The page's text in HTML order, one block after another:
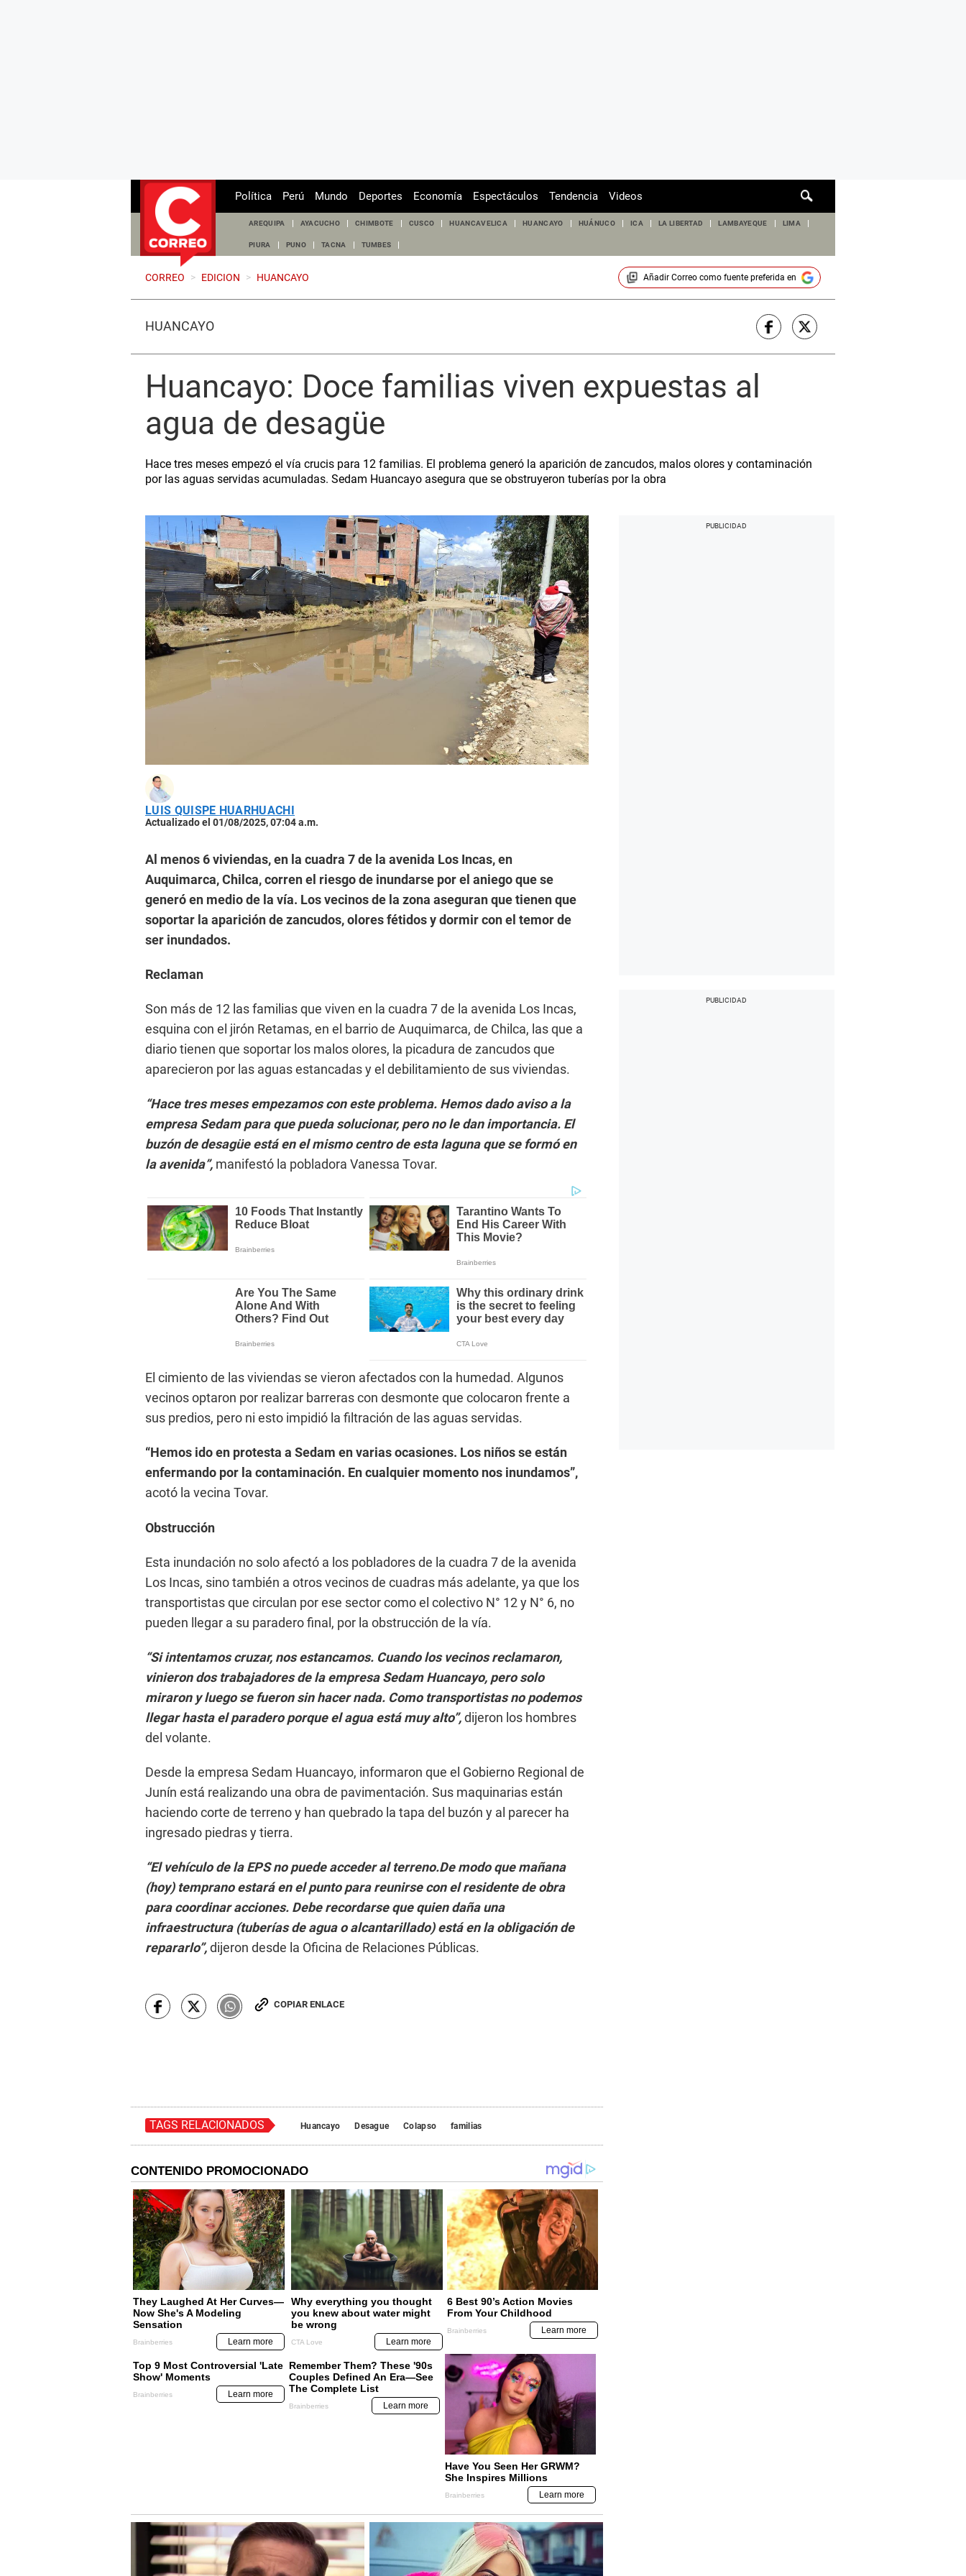
de
Política Perú Mundo Deportes Economía Espectáculos Tendencia Videos
AREQUIPA AYACUCHO CHIMBOTE CUSCO HUANCAVELICA HUANCAYO HUÁNUCO ICA LA LIBERTAD LAMBAYEQUE LIMA
PIURA PUNO TACNA TUMBES
CORREO > EDICION > HUANCAYO Añadir Correocomo fuente preferida en
HUANCAYO
Huancayo: Doce familias viven expuestas al
agua de desagüe
Hace tres meses empezó el vía crucis para 12 familias. El problema generó la aparición de zancudos, malos olores y contaminación
por las aguas servidas acumuladas. Sedam Huancayo asegura que se obstruyeron tuberías por la obra
LUIS QUISPE HUARHUACHI
Actualizado el 01/08/2025, 07:04 a.m.
Al menos 6 viviendas, en la cuadra 7 de la avenida Los Incas, en
Auquimarca, Chilca, corren el riesgo de inundarse por el aniego que se
generó en medio de la vía. Los vecinos de la zona aseguran que tienen que
soportar la aparición de zancudos, olores fétidos y dormir con el temor de
ser inundados.
Reclaman
Son más de 12 las familias que viven en la cuadra 7 de la avenida Los Incas,
esquina con el jirón Retamas, en el barrio de Auquimarca, de Chilca, las que a
diario tienen que soportar los malos olores, la picadura de zancudos que
aparecieron por las aguas estancadas y el debilitamiento de sus viviendas.
“Hace tres meses empezamos con este problema. Hemos dado aviso a la
empresa Sedam para que pueda solucionar, pero no le dan importancia. El
buzón de desagüe está en el mismo centro de esta laguna que se formó en
la avenida”, manifestó la pobladora Vanessa Tovar.
El cimiento de las viviendas se vieron afectados con la humedad. Algunos
vecinos optaron por realizar barreras con desmonte que colocaron frente a
sus predios, pero ni esto impidió la filtración de las aguas servidas.
“Hemos ido en protesta a Sedam en varias ocasiones. Los niños se están
enfermando por la contaminación. En cualquier momento nos inundamos”,
acotó la vecina Tovar.
Obstrucción
Esta inundación no solo afectó a los pobladores de la cuadra 7 de la avenida
Los Incas, sino también a otros vecinos de cuadras más adelante, ya que los
transportistas que circulan por ese sector como el colectivo N° 12 y N° 6, no
pueden llegar a su paradero final, por la obstrucción de la vía.
“Si intentamos cruzar, nos estancamos. Cuando los vecinos reclamaron,
vinieron dos trabajadores de la empresa Sedam Huancayo, pero solo
miraron y luego se fueron sin hacer nada. Como transportistas no podemos
llegar hasta el paradero porque el agua está muy alto”,dijeron los hombres
del volante.
Desde la empresa Sedam Huancayo, informaron que el Gobierno Regional de
Junín está realizando una obra de pavimentación. Sus maquinarias están
haciendo corte de terreno y han quebrado la tapa del buzón y al parecer ha
ingresado piedras y tierra.
“El vehículo de la EPS no puede acceder al terreno.De modo que mañana
(hoy) temprano estará en el punto para reunirse con el residente de obra
para coordinar acciones. Debe recordarse que quien daña una
infraestructura (tuberías de agua o alcantarillado) está en la obligación de
repararlo”,dijeron desde la Oficina de Relaciones Públicas.
COPIAR ENLACE
TAGS RELACIONADOS Huancayo Desague Colapso familias